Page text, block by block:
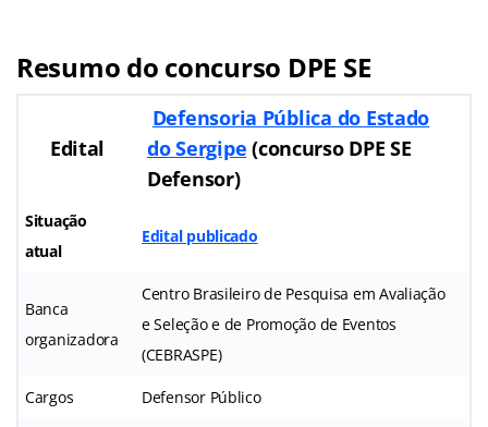
Resumo do concurso DPE SE
Edital
Defensoria Pública do Estado
do Sergipe (concurso DPE SE
Defensor)
Situação
atual
Edital publicado
Banca
organizadora
Centro Brasileiro de Pesquisa em Avaliação
e Seleção e de Promoção de Eventos
(CEBRASPE)
Cargos Defensor Público